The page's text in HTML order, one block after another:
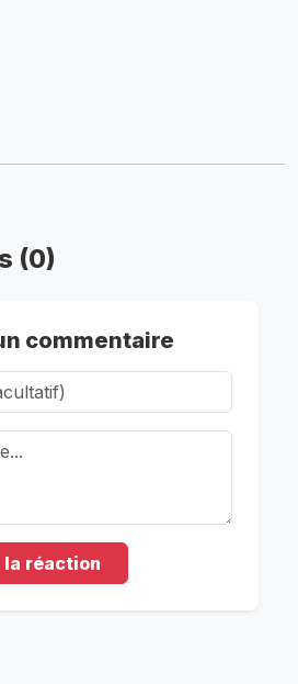
(0)
commentaire
la réaction